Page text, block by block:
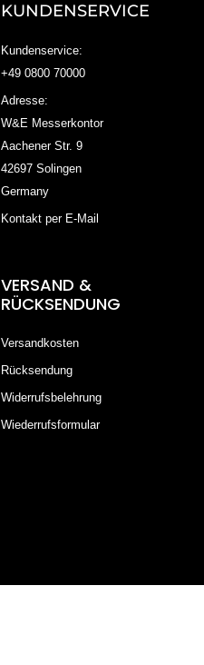
KUNDENSERVICE
Kundenservice:
+49 0800 70000
Adresse:
W&E Messerkontor
Aachener Str. 9
42697 Solingen
Germany
Kontakt per E-Mail
VERSAND &
RÜCKSENDUNG
Versandkosten
Rücksendung
Widerrufsbelehrung
Wiederrufsformular